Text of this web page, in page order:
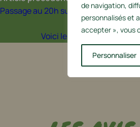
de navigation,
personnalisés et
accepter », vous
Personnaliser
Passage au 20h sur TF1
Voici le lien du reportage